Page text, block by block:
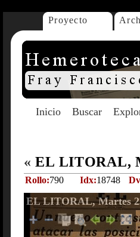
Proyecto
Inicio Buscar
« EL LITORAL,
Rollo:790 Idx:18748
EL LITORAL, Martes